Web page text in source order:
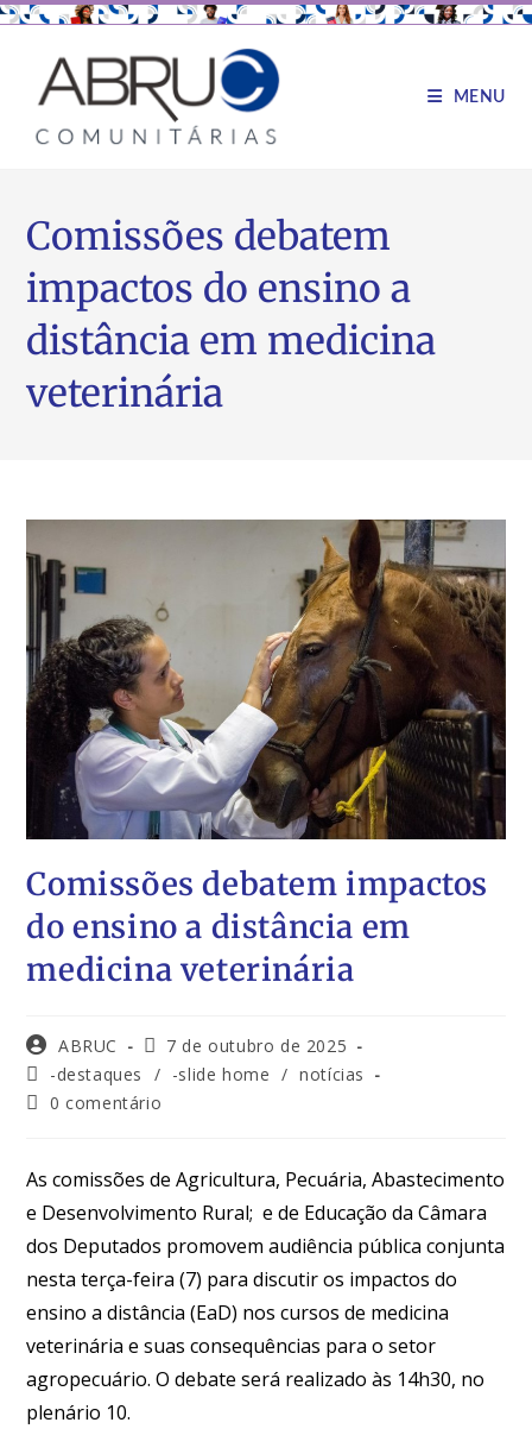
MENU
Comissões debatem
impactos do ensino a
distância em medicina
veterinária
Comissões debatem impactos
do ensino a distância em
medicina veterinária
ABRUC
7 de outubro de 2025
-destaques
/ -slide home / notícias
0 comentário
As comissões de Agricultura, Pecuária, Abastecimento
e Desenvolvimento Rural; e de Educação da Câmara
dos Deputados promovem audiência pública conjunta
nesta terça-feira (7) para discutir os impactos do
ensino a distância (EaD) nos cursos de medicina
veterinária e suas consequências para o setor
agropecuário. O debate será realizado às 14h30, no
plenário 10.